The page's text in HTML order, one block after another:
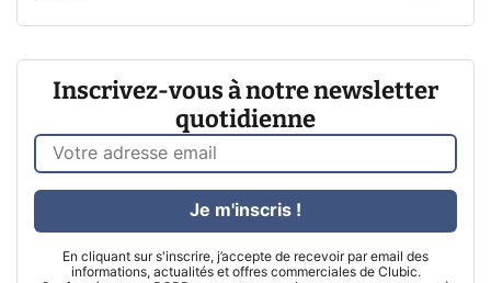
Inscrivez-vous à notre newsletter
quotidienne
En cliquant sur s'inscrire, j’accepte de recevoir par email des
informations, actualités et offres commerciales de Clubic.
Je m'inscris !